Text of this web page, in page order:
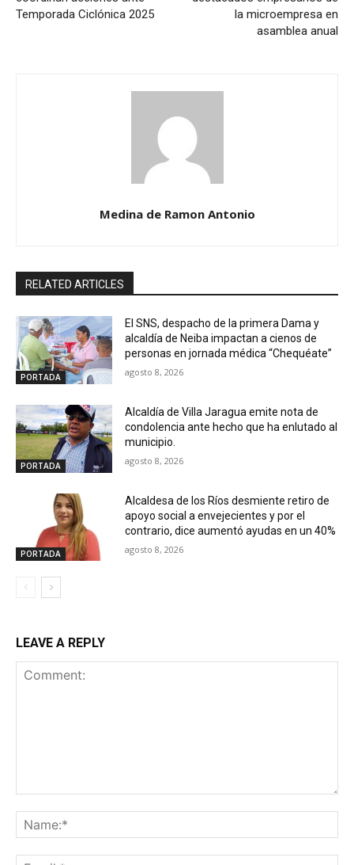
Temporada Ciclónica 2025
la microempresa en
asamblea anual
Medina de Ramon Antonio
RELATED ARTICLES
PORTADA
El SNS, despacho de la primera Dama y
alcaldía de Neiba impactan a cienos de
personas en jornada médica “Chequéate”
agosto 8, 2026
PORTADA
Alcaldía de Villa Jaragua emite nota de
condolencia ante hecho que ha enlutado al
municipio.
agosto 8, 2026
PORTADA
Alcaldesa de los Ríos desmiente retiro de
apoyo social a envejecientes y por el
contrario, dice aumentó ayudas en un 40%
agosto 8, 2026
LEAVE A REPLY